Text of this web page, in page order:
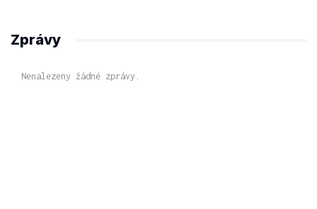
Zprávy
Nenalezeny žádné zprávy.